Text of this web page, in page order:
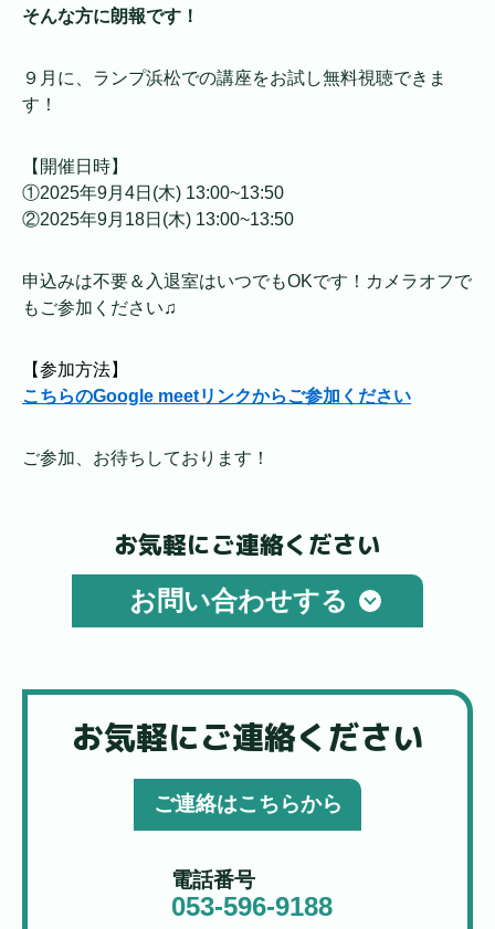
そんな方に朗報です！
９月に、ランプ浜松での講座をお試し無料視聴できま
す！
【開催日時】
①2025年9月4日(木) 13:00~13:50
②2025年9月18日(木) 13:00~13:50
申込みは不要＆入退室はいつでもOKです！カメラオフで
もご参加ください♫
【参加方法】
こちらのGoogle meetリンクからご参加ください
ご参加、お待ちしております！
お気軽にご連絡ください
お問い合わせする
お気軽にご連絡ください
電話番号
053-596-9188
ご連絡はこちらから